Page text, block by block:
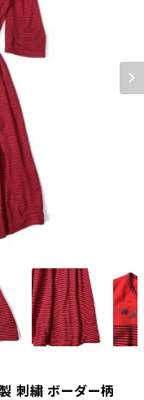
刺繍 ボーダー柄